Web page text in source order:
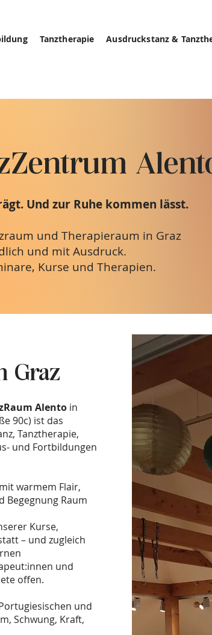
Tanztherapie Ausdruckstanz &
Und zur Ruhe kommen lässt.
und Therapieraum in Graz
und mit Ausdruck.
Kurse und Therapien.
Graz
Alento in
90c) ist das
Tanztherapie,
und Fortbildungen
warmem Flair,
Begegnung Raum
Kurse,
– und zugleich
und
offen.
und
Schwung, Kraft,